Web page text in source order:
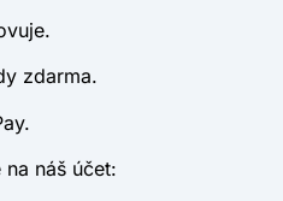
zdarma.
náš účet: